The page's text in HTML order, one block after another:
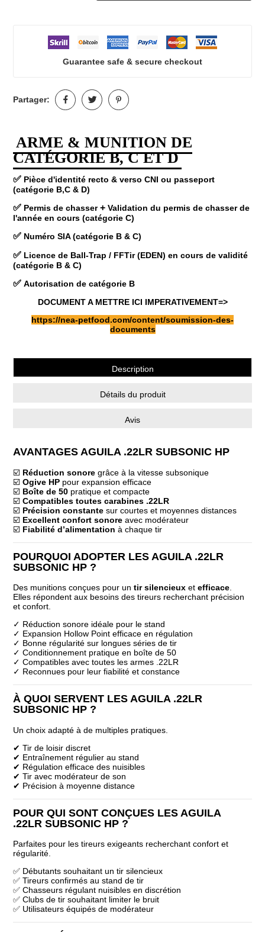
Guarantee safe & secure checkout
Partager:
ARME & MUNITION DE
CATÉGORIE B, C ET D
✅ Pièce d'identité recto & verso CNI ou passeport
(catégorie B,C & D)
✅ Permis de chasser +Validation du permis de chasser de
l'année en cours (catégorie C)
✅ Numéro SIA (catégorie B & C)
✅ Licence de Ball-Trap / FFTir (EDEN) en cours de validité
(catégorie B & C)
✅Autorisation de catégorie B
DOCUMENT A METTRE ICI IMPERATIVEMENT=>
https://nea-petfood.com/content/soumission-des-
documents
Description
Détails du produit
Avis
AVANTAGES AGUILA .22LR SUBSONIC HP
☑️ Réduction sonore grâce à la vitesse subsonique
☑️Ogive HP pour expansion efficace
☑️ Boîte de 50 pratique et compacte
☑️Compatibles toutes carabines .22LR
☑️ Précision constante sur courtes et moyennes distances
☑️ Excellent confort sonore avec modérateur
☑️ Fiabilité d’alimentation à chaque tir
POURQUOI ADOPTER LES AGUILA .22LR
SUBSONIC HP ?
Des munitions conçues pour untir silencieux etefficace
Elles répondent aux besoins des tireurs recherchant précision
et confort.
✓ Réduction sonore idéale pour le stand
✓ Expansion Hollow Point efficace en régulation
✓ Bonne régularité sur longues séries de tir
✓ Conditionnement pratique en boîte de 50
✓ Compatibles avec toutes les armes .22LR
✓ Reconnues pour leur fiabilité et constance
À QUOI SERVENT LES AGUILA .22LR
SUBSONIC HP ?
Un choix adapté à de multiples pratiques.
✔ Tir de loisir discret
✔ Entraînement régulier au stand
✔ Régulation efficace des nuisibles
✔ Tir avec modérateur de son
✔ Précision à moyenne distance
POUR QUI SONT CONÇUES LES AGUILA
.22LR SUBSONIC HP ?
Parfaites pour les tireurs exigeants recherchant confort et
régularité.
✅ Débutants souhaitant un tir silencieux
✅ Tireurs confirmés au stand de tir
✅ Chasseurs régulant nuisibles en discrétion
✅ Clubs de tir souhaitant limiter le bruit
✅ Utilisateurs équipés de modérateur